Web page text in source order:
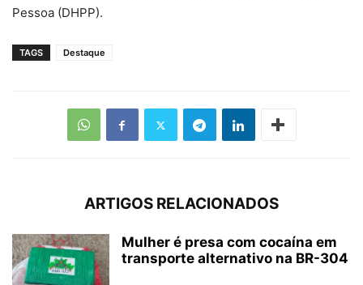
Pessoa (DHPP).
TAGS Destaque
ARTIGOS RELACIONADOS
Mulher é presa com cocaína em
transporte alternativo na BR-304